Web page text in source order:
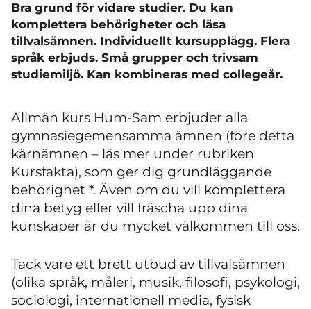
Bra grund för vidare studier. Du kan
komplettera behörigheter och läsa
tillvalsämnen. Individuellt kursupplägg. Flera
språk erbjuds. Små grupper och trivsam
studiemiljö. Kan kombineras med collegeår.
Allmän kurs Hum-Sam erbjuder alla
gymnasiegemensamma ämnen (före detta
kärnämnen – läs mer under rubriken
Kursfakta), som ger dig grundläggande
behörighet *. Även om du vill komplettera
dina betyg eller vill fräscha upp dina
kunskaper är du mycket välkommen till oss.
Tack vare ett brett utbud av tillvalsämnen
(olika språk, måleri, musik, filosofi, psykologi,
sociologi, internationell media, fysisk